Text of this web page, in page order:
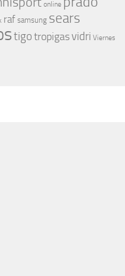
online
raf samsung sears
tigotropigasvidri Viernes